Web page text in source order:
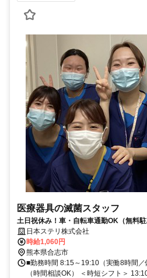
医療器具の滅菌スタッフ
土日祝休み！車・自転車通勤OK（無料
要！少しずつ覚えていけば大丈夫◎
日本ステリ株式会社
時給1,060円
熊本県合志市
■勤務時間 8:15～19:10（実働8時間
（時間相談OK） ＜時短シフト＞